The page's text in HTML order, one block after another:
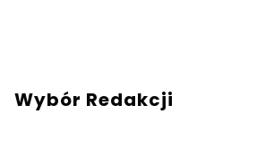
Wybór Redakcji